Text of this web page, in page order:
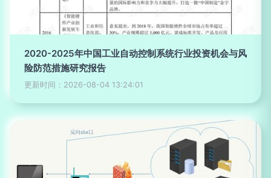
2020-2025年中国工业自动控制系统行业投资机会与风
险防范措施研究报告
更新时间：2026-08-04 13:24:01